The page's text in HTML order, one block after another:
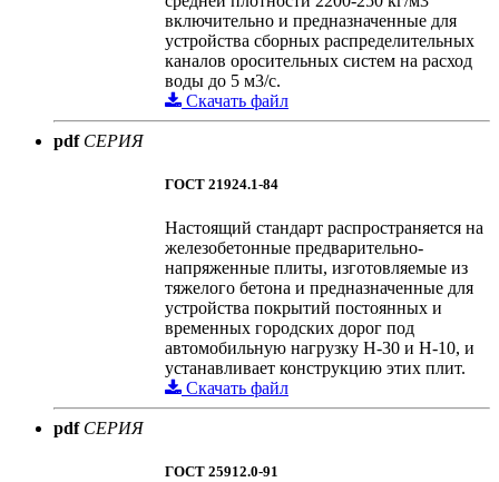
включительно и предназначенные для
устройства сборных распределительных
каналов оросительных систем на расход
воды до 5 м3/с.
Скачать файл
pdf СЕРИЯ
ГОСТ 21924.1-84
Настоящий стандарт распространяется на
железобетонные предварительно-
напряженные плиты, изготовляемые из
тяжелого бетона и предназначенные для
устройства покрытий постоянных и
временных городских дорог под
автомобильную нагрузку H-30 и H-10, и
устанавливает конструкцию этих плит.
Скачать файл
pdf СЕРИЯ
ГОСТ 25912.0-91